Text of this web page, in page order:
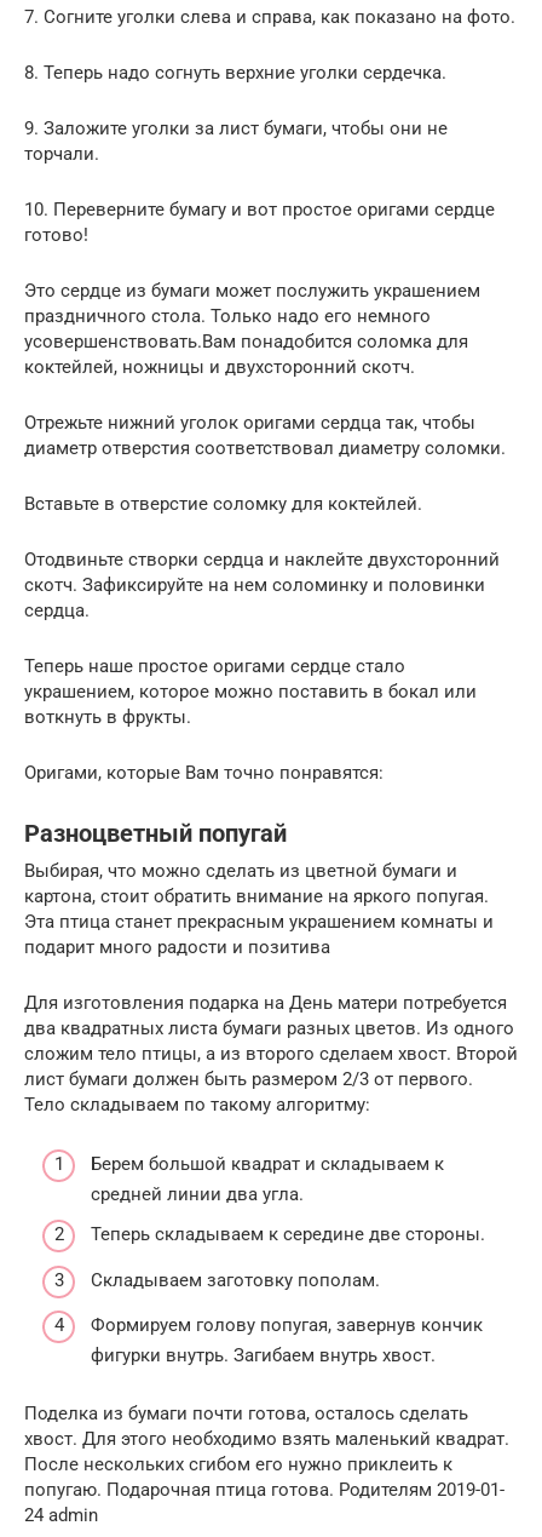
7. Согните уголки слева и справа, как показано на фото.
8. Теперь надо согнуть верхние уголки сердечка.
9. Заложите уголки за лист бумаги, чтобы они не
торчали.
10. Переверните бумагу и вот простое оригами сердце
готово!
Это сердце из бумаги может послужить украшением
праздничного стола. Только надо его немного
усовершенствовать.Вам понадобится соломка для
коктейлей, ножницы и двухсторонний скотч.
Отрежьте нижний уголок оригами сердца так, чтобы
диаметр отверстия соответствовал диаметру соломки.
Вставьте в отверстие соломку для коктейлей.
Отодвиньте створки сердца и наклейте двухсторонний
скотч. Зафиксируйте на нем соломинку и половинки
сердца.
Теперь наше простое оригами сердце стало
украшением, которое можно поставить в бокал или
воткнуть в фрукты.
Оригами, которые Вам точно понравятся:
Разноцветный попугай
Выбирая, что можно сделать из цветной бумаги и
картона, стоит обратить внимание на яркого попугая.
Эта птица станет прекрасным украшением комнаты и
подарит много радости и позитива
Для изготовления подарка на День матери потребуется
два квадратных листа бумаги разных цветов. Из одного
сложим тело птицы, а из второго сделаем хвост. Второй
лист бумаги должен быть размером 2/3 от первого.
Тело складываем по такому алгоритму:
Берем большой квадрат и складываем к
средней линии два угла.
Теперь складываем к середине две стороны.
Складываем заготовку пополам.
Формируем голову попугая, завернув кончик
фигурки внутрь. Загибаем внутрь хвост.
Поделка из бумаги почти готова, осталось сделать
хвост. Для этого необходимо взять маленький квадрат.
После нескольких сгибом его нужно приклеить к
попугаю. Подарочная птица готова. Родителям 2019-01-
24 admin